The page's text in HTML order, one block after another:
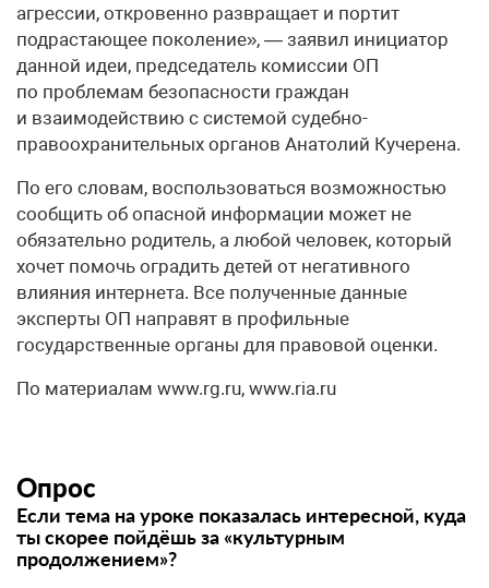
агрессии, откровенно развращает и портит
подрастающее поколение», — заявил инициатор
данной идеи, председатель комиссии ОП
по проблемам безопасности граждан
и взаимодействию с системой судебно-
правоохранительных органов Анатолий Кучерена.
По его словам, воспользоваться возможностью
сообщить об опасной информации может не
обязательно родитель, а любой человек, который
хочет помочь оградить детей от негативного
влияния интернета. Все полученные данные
эксперты ОП направят в профильные
государственные органы для правовой оценки.
По материалам www.rg.ru, www.ria.ru
Опрос
Если тема на уроке показалась интересной, куда
ты скорее пойдёшь за «культурным
продолжением»?